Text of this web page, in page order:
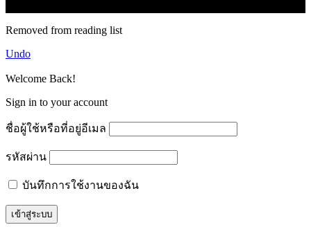
Removed from reading list
Undo
Welcome Back!
Sign in to your account
ชื่อผู้ใช้หรือที่อยู่อีเมล
รหัสผ่าน
บันทึกการใช้งานของฉัน